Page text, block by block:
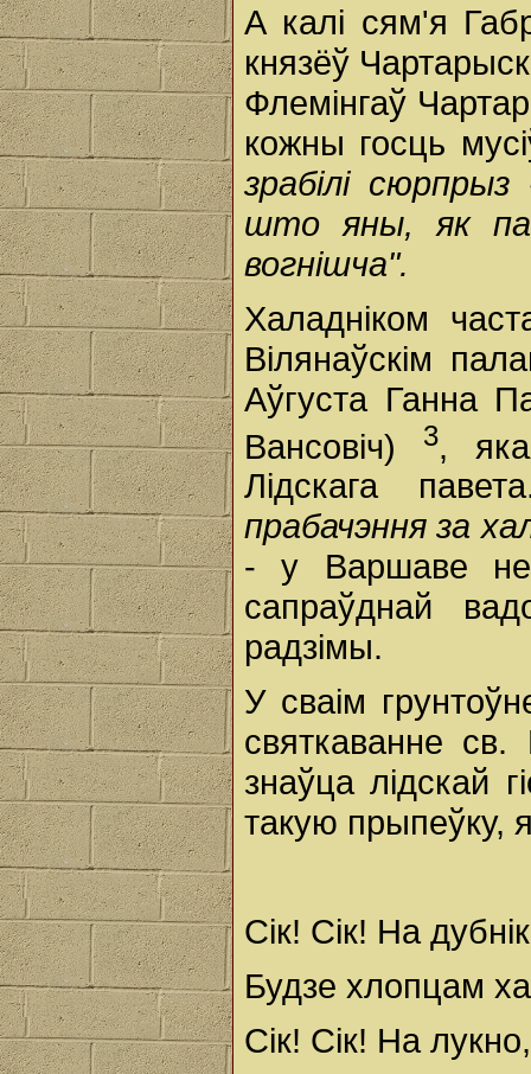
А калі сям'я
князёў
Флемінгаў
кожны госць
зрабілі сюрпрыз
што яны, як
вогнішча".
Халадніком
Вілянаўскім
Аўгуста Ганна
Вансовіч)
3,
Лідскага
прабачэння за
- у Варшаве не
сапраўднай
радзімы.
У сваім
святкаванне
знаўца лідскай
такую прыпеўку,
Сік! Сік! На
Будзе хлопцам
Сік! Сік! На лукно,